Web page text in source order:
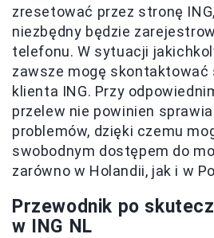
zresetować przez stronę
niezbędny będzie
telefonu. W sytuacji
zawsze mogę skontaktować
klienta ING. Przy
przelew nie powinien
problemów, dzięki czemu
swobodnym dostępem do
zarówno w Holandii, jak i w
Przewodnik po
w ING NL